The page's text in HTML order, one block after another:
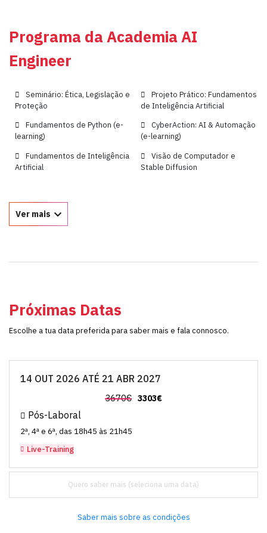
Programa da Academia AI
Engineer
Seminário: Ética, Legislação e
Proteção
Fundamentos de Python (e-
learning)
Fundamentos de Inteligência
Artificial
Projeto Prático: Fundamentos
de Inteligência Artificial
CyberAction: AI & Automação
(e-learning)
Visão de Computador e
Stable Diffusion
Ver mais
Próximas Datas
Escolhe a tua data preferida para saber mais e fala connosco.
14 OUT 2026 ATÉ 21 ABR 2027
3670€ 3303€
Pós-Laboral
2ª, 4ª e 6ª, das 18h45 às 21h45
Live-Training
Quero saber mais
Saber mais sobre as condições